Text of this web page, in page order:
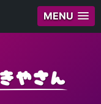
MENU